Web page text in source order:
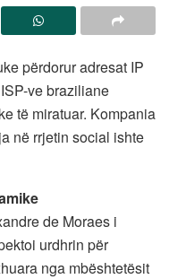
përdorur adresat IP
ve braziliane
të miratuar. Kompania
në rrjetin social ishte
de Moraes i
urdhrin për
nga mbështetësit